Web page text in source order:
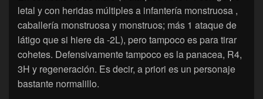
letal y con heridas múltiples a infantería monstruosa ,
caballería monstruosa y monstruos; más 1 ataque de
látigo que si hiere da -2L), pero tampoco es para tirar
cohetes. Defensivamente tampoco es la panacea, R4,
3H y regeneración. Es decir, a priori es un personaje
bastante normalillo.